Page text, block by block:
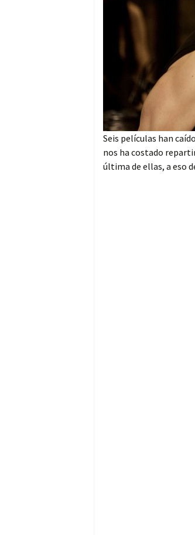
Seis películas han
nos ha costado
última de ellas, a eso